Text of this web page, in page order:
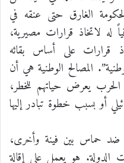
الغارق حتى عنقه في
له لاتخاذ قرارات مصيرية،
على أساس بقائه
المصالح الوطنية هي أن
الحرب يعرض حياتهم للخطر،
أو بسبب خطوة تبادر إليها
حماس بين فينة وأخرى،
هو يعمل على إقالة